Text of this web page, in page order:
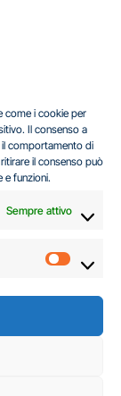
come i cookie per
Il consenso a
comportamento di
il consenso può
e funzioni.
Sempre attivo
riservati